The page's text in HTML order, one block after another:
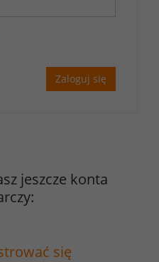
Zaloguj się
jeszcze konta
się